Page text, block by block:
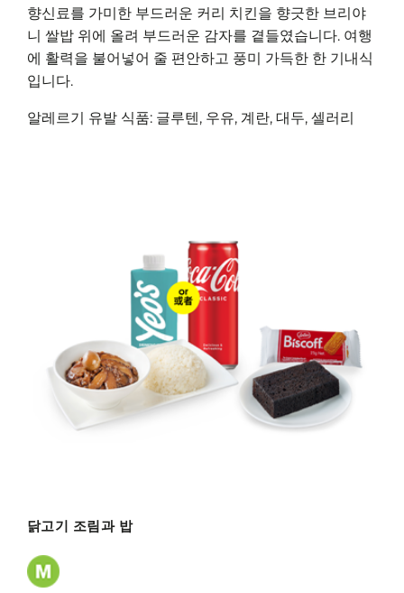
향신료를 가미한 부드러운 커리 치킨을 향긋한 브리야
니 쌀밥 위에 올려 부드러운 감자를 곁들였습니다. 여행
에 활력을 불어넣어 줄 편안하고 풍미 가득한 한 기내식
입니다.
알레르기 유발 식품: 글루텐, 우유, 계란, 대두, 셀러리
닭고기 조림과 밥